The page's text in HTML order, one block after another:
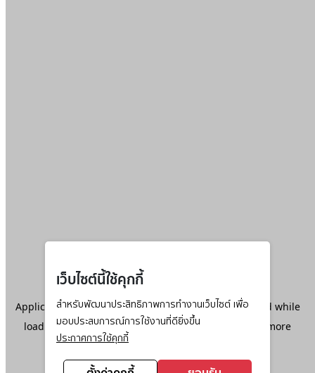
เว็บไซต์นี้ใช้คุกกี้
สำหรับพัฒนาประสิทธิภาพการทำงานเว็บไซต์ เพื่อ
มอบประสบการณ์การใช้งานที่ดียิ่งขึ้น
ประกาศการใช้คุกกี้
Application error: aclient-side exception has occurred while
loadingwww.ktc.co.th(see the browser console
for more
information).